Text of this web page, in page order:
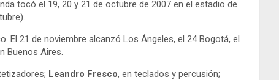
tocó el 19, 20 y 21 de octubre de 2007 en el estadio de
El 21 de noviembre alcanzó Los Ángeles, el 24 Bogotá, el
Buenos Aires.
Leandro Fresco, en teclados y percusión;